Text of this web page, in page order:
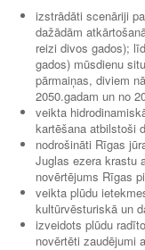
izstrādāti scenāriji
dažādām
reizi divos gados);
gados) mūsdienu
pārmaiņas, diviem
2050.gadam un no
veikta
kartēšana atbilstoši
nodrošināti Rīgas
Juglas ezera krastu
novērtējums Rīgas
veikta plūdu
kultūrvēsturiskā un
izveidots plūdu
novērtēti zaudējumi